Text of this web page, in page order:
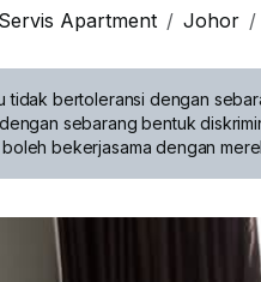
Servis Apartment Johor
tidak bertoleransi dengan
sebarang bentuk
bekerjasama dengan